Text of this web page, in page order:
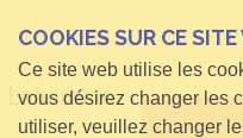
COOKIES SUR CE SITE
Ce site web utilise les
vous désirez changer les
utiliser, veuillez changer